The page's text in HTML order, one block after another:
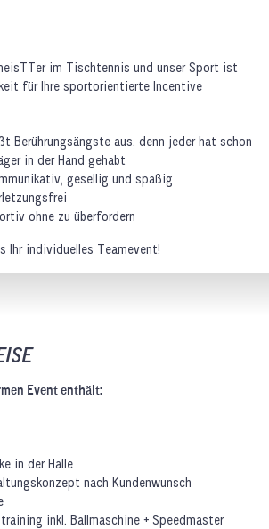
im Tischtennis und unser Sport ist
für Ihre sportorientierte Incentive
Berührungsängste aus, denn jeder hat schon
in der Hand gehabt
gesellig und spaßig
ohne zu überfordern
Ihr individuelles Teamevent!
Event enthält:
in der Halle
nach Kundenwunsch
inkl. Ballmaschine + Speedmaster